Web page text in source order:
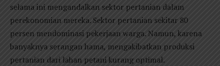
selama ini mengandalkan sektor pertanian dalam
perekonomian mereka. Sektor pertanian sekitar 80
persen mendominasi pekerjaan warga. Namun, karena
banyaknya serangan hama, mengakibatkan produksi
pertanian dari lahan petani kurang optimal.